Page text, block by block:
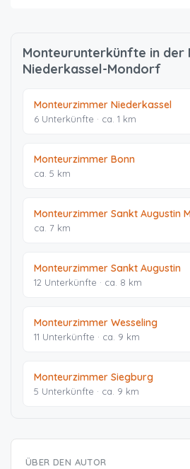
Monteurunterkünfte in der
Niederkassel-Mondorf
Monteurzimmer Niederkassel
6 Unterkünfte · ca. 1 km
Monteurzimmer Bonn
ca. 5 km
Monteurzimmer Sankt Augustin
ca. 7 km
Monteurzimmer Sankt Augustin
12 Unterkünfte · ca. 8 km
Monteurzimmer Wesseling
11 Unterkünfte · ca. 9 km
Monteurzimmer Siegburg
5 Unterkünfte · ca. 9 km
ÜBER DEN AUTOR